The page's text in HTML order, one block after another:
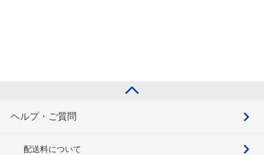
ヘルプ・ご質問
配送料について